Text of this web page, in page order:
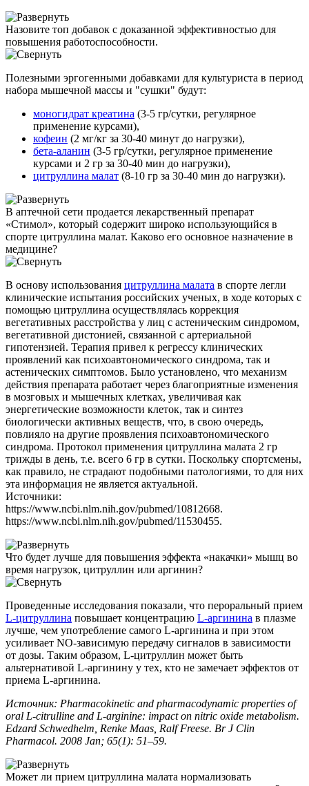
Назовите топ добавок с доказанной эффективностью для
повышения работоспособности.
Полезными эргогенными добавками для культуриста в период
набора мышечной массы и "сушки" будут:
моногидрат креатина (3-5 гр/сутки, регулярное
применение курсами),
кофеин (2 мг/кг за 30-40 минут до нагрузки),
бета-аланин (3-5 гр/сутки, регулярное применение
курсами и 2 гр за 30-40 мин до нагрузки),
цитруллина малат (8-10 гр за 30-40 мин до нагрузки).
В аптечной сети продается лекарственный препарат
«Стимол», который содержит широко использующийся в
спорте цитруллина малат. Каково его основное назначение в
медицине?
В основу использования цитруллина малата в спорте легли
клинические испытания российских ученых, в ходе которых с
помощью цитруллина осуществлялась коррекция
вегетативных расстройства у лиц с астеническим синдромом,
вегетативной дистонией, связанной с артериальной
гипотензией. Терапия привел к регрессу клинических
проявлений как психоавтономического синдрома, так и
астенических симптомов. Было установлено, что механизм
действия препарата работает через благоприятные изменения
в мозговых и мышечных клетках, увеличивая как
энергетические возможности клеток, так и синтез
биологически активных веществ, что, в свою очередь,
повлияло на другие проявления психоавтономического
синдрома. Протокол применения цитруллина малата 2 гр
трижды в день, т.е. всего 6 гр в сутки. Поскольку спортсмены,
как правило, не страдают подобными патологиями, то для них
эта информация не является актуальной.
Источники:
https://www.ncbi.nlm.nih.gov/pubmed/10812668.
https://www.ncbi.nlm.nih.gov/pubmed/11530455.
Что будет лучше для повышения эффекта «накачки» мышц во
время нагрузок, цитруллин или аргинин?
Проведенные исследования показали, что пероральный прием
L-цитруллина повышает концентрацию L-аргинина в плазме
лучше, чем употребление самого L-аргинина и при этом
усиливает NO-зависимую передачу сигналов в зависимости
от дозы. Таким образом, L-цитруллин может быть
альтернативой L-аргинину у тех, кто не замечает эффектов от
приема L-аргинина.
Источник: Pharmacokinetic and pharmacodynamic properties of
oral L-citrulline and L-arginine: impact on nitric oxide metabolism.
Edzard Schwedhelm, Renke Maas, Ralf Freese. Br J Clin
Pharmacol. 2008 Jan; 65(1): 51–59.
Может ли прием цитруллина малата нормализовать